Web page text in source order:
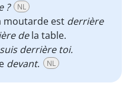
?
NL
moutarde est derrière
dela table.
derrière toi.
devant. NL